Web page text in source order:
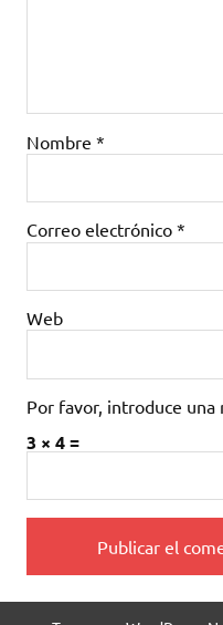
Nombre *
Correo electrónico *
Web
Por favor, introduce una
3 × 4 =